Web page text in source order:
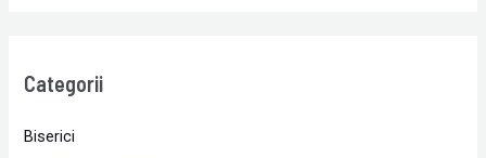
Categorii
Biserici